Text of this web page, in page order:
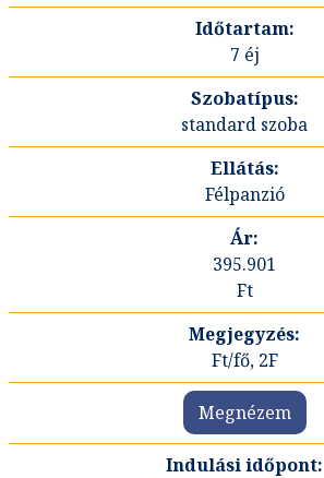
7 éj
standard szoba
Félpanzió
395.901
Ft
Ft/fő, 2F
Megnézem